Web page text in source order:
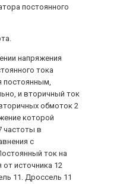
постоянного
напряжения
тока
постоянным,
и вторичный ток
обмоток 2
которой
частоты в
с
ток на
от источника 12
11. Дроссель 11